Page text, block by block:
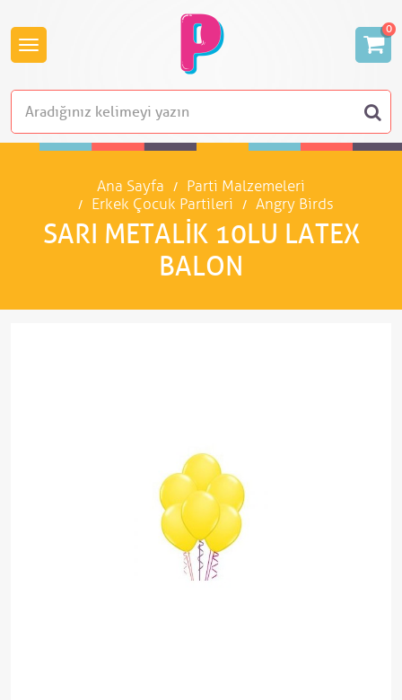
0
Ana Sayfa
Parti Malzemeleri
Erkek Çocuk Partileri
Angry Birds
SARI METALIK 10LU LATEX
BALON